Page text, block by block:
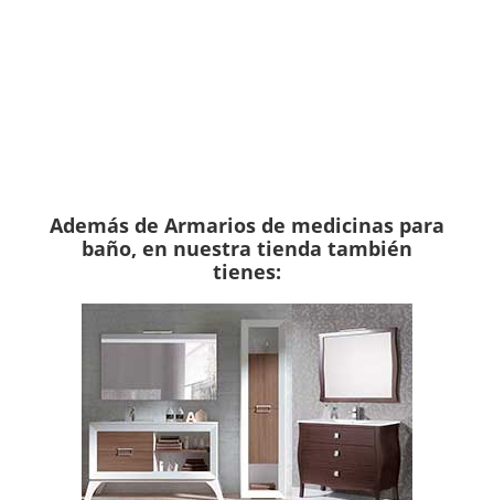
Además de Armarios de medicinas para
baño, en nuestra tienda también
tienes: